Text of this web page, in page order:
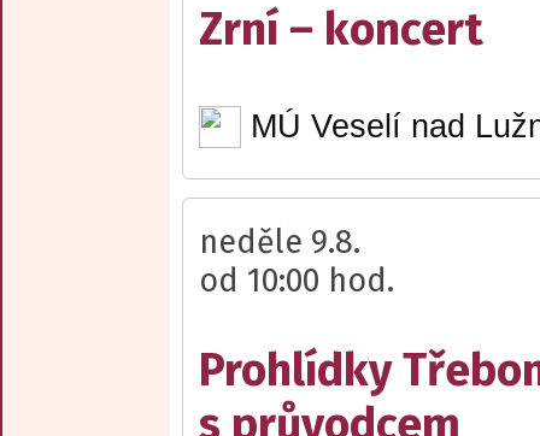
Zrní – koncert
MÚ Veselí nad
neděle 9.8.
od 10:00 hod.
Prohlídky
s průvodcem